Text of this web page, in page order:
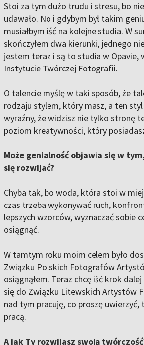
Stoi za tym dużo trudu i stresu, bo
udawało. No i gdybym był takim
musiałbym iść na kolejne studia. W
skończyłem dwa kierunki, jednego
jestem teraz i są to studia w Opavie,
Instytucie Twórczej Fotografii.
O talencie myślę w taki sposób, że
rodzaju stylem, który masz, a ten
wyraźny, że widzisz nie tylko stronę
poziom kreatywności, który
Może genialność objawia się w
się rozwijać?
Chyba tak, bo woda, która stoi w
czas trzeba wykonywać ruch,
lepszych wzorców, wyznaczać sobie
osiągnąć.
W tamtym roku moim celem było
Związku Polskich Fotografów
osiągnąłem. Teraz chcę iść krok
się do Związku Litewskich Artystów
nad tym pracuję, co proszę uwierzyć,
pracą.
A jak Ty rozwijasz swoją